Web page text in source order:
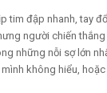
tim đập nhanh, tay
người chiến
những nỗi sợ lớn
không hiểu,